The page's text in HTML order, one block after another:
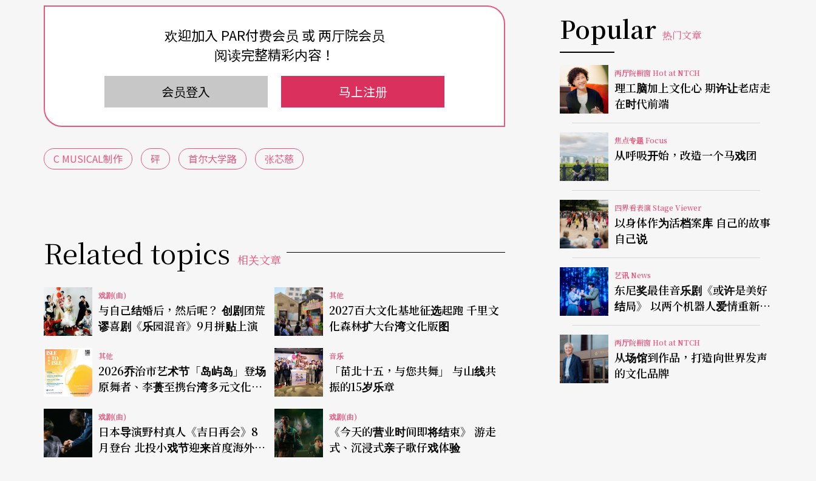
欢迎加入 PAR付费会员 或 两厅院会员
阅读完整精彩内容！
会员登入 马上注册
C MUSICAL制作 砰 首尔大学路 张芯慈
Related topics 相关文章
戏剧(曲)
与自己结婚后，然后呢？ 创剧团荒
谬喜剧《乐园混音》9月拼贴上演
其他
2027百大文化基地征选起跑 千里文
化森林扩大台湾文化版图
其他
2026乔治市艺术节「岛屿岛」登场
原舞者、李蒉至携台湾多元文化赴
音乐
「苗北十五，与您共舞」 与山线共
振的15岁乐章
戏剧(曲)
日本导演野村真人《吉日再会》8
月登台 北投小戏节迎来首度海外公
戏剧(曲)
《今天的营业时间即将结束》 游走
式、沉浸式亲子歌仔戏体验
Popular 热门文章
两厅院橱窗 Hot at NTCH
理工脑加上文化心 期许让老店走
在时代前端
焦点专题 Focus
从呼吸开始，改造一个马戏团
四界看表演 Stage Viewer
以身体作为活档案库 自己的故事
自己说
艺讯 News
东尼奖最佳音乐剧《或许是美好
结局》 以两个机器人爱情重新凝
视有限人生
两厅院橱窗 Hot at NTCH
从场馆到作品，打造向世界发声
的文化品牌